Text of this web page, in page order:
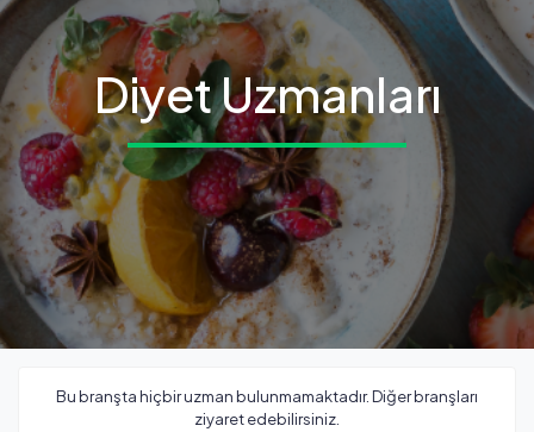
Diyet Uzmanları
Bu branşta hiçbir uzman bulunmamaktadır. Diğer branşları
ziyaret edebilirsiniz.